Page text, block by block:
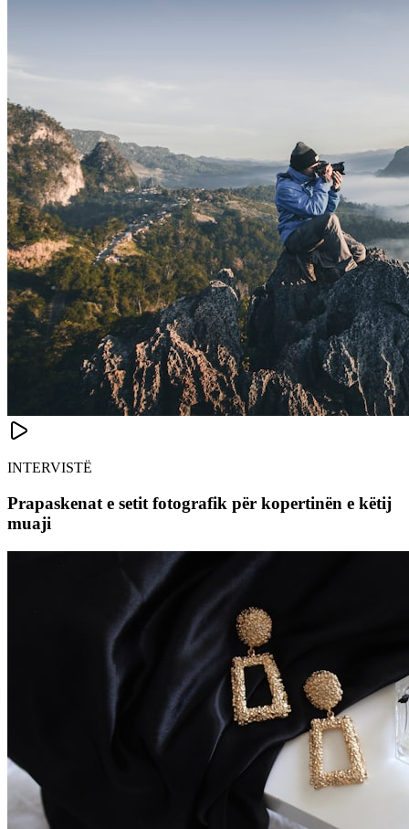
INTERVISTË
Prapaskenat e setit fotografik për kopertinën e këtij
muaji